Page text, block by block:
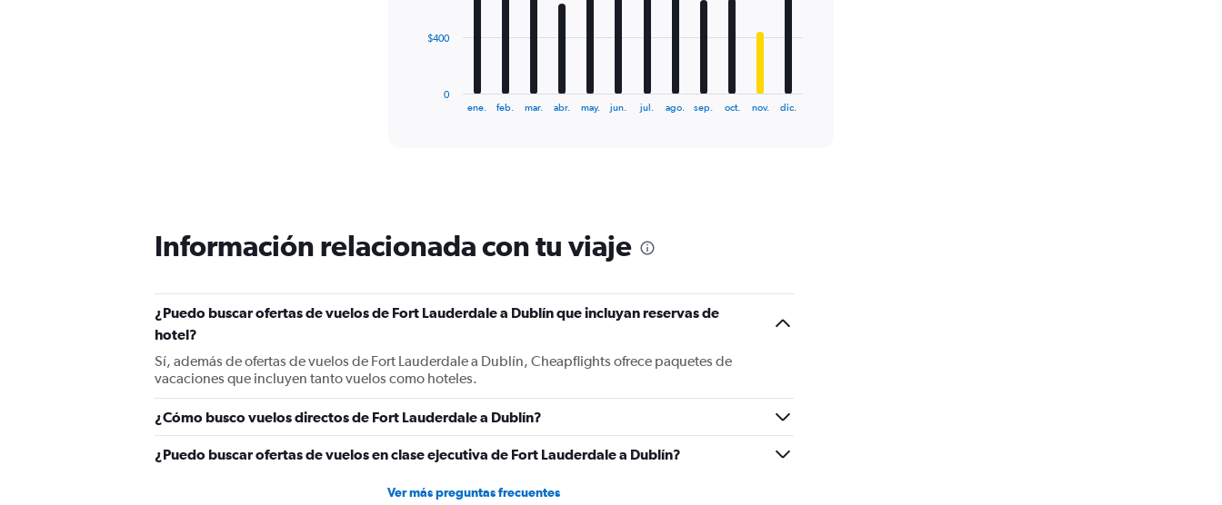
The
chart
has
Y
axis
Range:
0
to
1200.
ene. feb. mar. abr. may. jun. jul. ago. sep. oct. nov. dic.
0
$400
Información relacionada con tu viaje
¿Puedo buscar ofertas de vuelos de Fort Lauderdale a Dublín que incluyan reservas de
hotel?
Sí, además de ofertas de vuelos de Fort Lauderdale a Dublín, Cheapflights ofrece paquetes de
vacaciones que incluyen tanto vuelos como hoteles.
¿Cómo busco vuelos directos de Fort Lauderdale a Dublín?
¿Puedo buscar ofertas de vuelos en clase ejecutiva de Fort Lauderdale a Dublín?
Ver más preguntas frecuentes